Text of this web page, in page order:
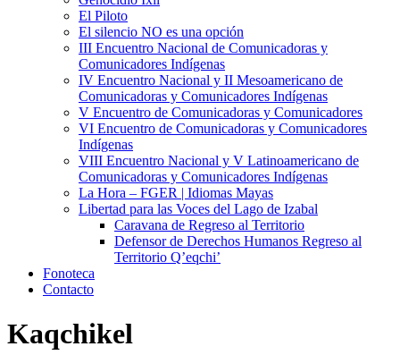
El Piloto
El silencio NO es una opción
III Encuentro Nacional de Comunicadoras y
Comunicadores Indígenas
IV Encuentro Nacional y II Mesoamericano de
Comunicadoras y Comunicadores Indígenas
V Encuentro de Comunicadoras y Comunicadores
VI Encuentro de Comunicadoras y Comunicadores
Indígenas
VIII Encuentro Nacional y V Latinoamericano de
Comunicadoras y Comunicadores Indígenas
La Hora – FGER | Idiomas Mayas
Libertad para las Voces del Lago de Izabal
Caravana de Regreso al Territorio
Defensor de Derechos Humanos Regreso al
Territorio Q’eqchi’
Fonoteca
Contacto
Kaqchikel